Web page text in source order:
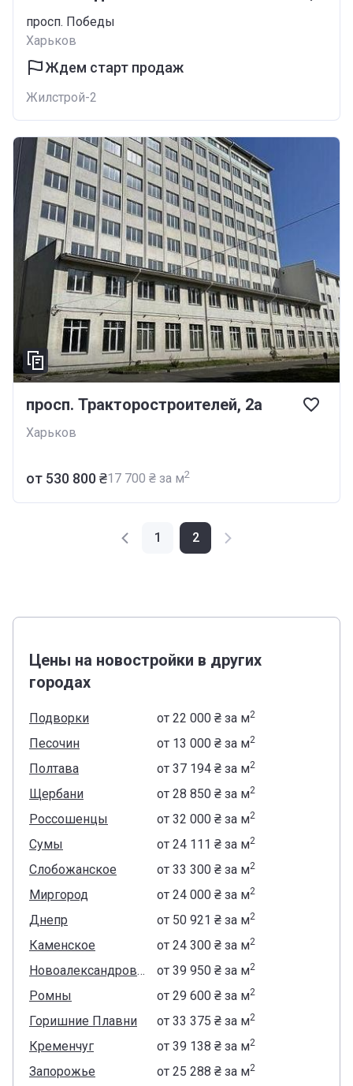
просп. Победы
Харьков
Ждем старт продаж
Жилстрой-2
просп. Тракторостроителей, 2а
Харьков
от ‍530 800 ₴‍17 700 ₴ за м2
1 2
Цены на новостройки в других
городах
Подворки от ‍22 000 ₴за м2
Песочин от ‍13 000 ₴за м2
Полтава от ‍37 194 ₴за м2
Щербани от ‍28 850 ₴за м2
Россошенцы от ‍32 000 ₴за м2
Сумы от ‍24 111 ₴за м2
Слобожанское от ‍33 300 ₴за м2
Миргород от ‍24 000 ₴за м2
Днепр от ‍50 921 ₴за м2
Каменское от ‍24 300 ₴за м2
Новоалександровка от ‍39 950 ₴за м2
Ромны от ‍29 600 ₴за м2
Горишние Плавни от ‍33 375 ₴за м2
Кременчуг от ‍39 138 ₴за м2
Запорожье от ‍25 288 ₴за м2